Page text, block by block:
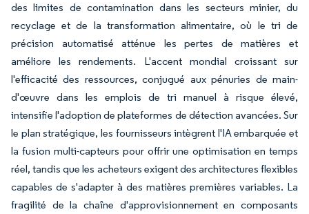
des limites de contamination dans les secteurs minier, du
recyclage et de la transformation alimentaire, où le tri de
précision automatisé atténue les pertes de matières et
améliore les rendements. L'accent mondial croissant sur
l'efficacité des ressources, conjugué aux pénuries de main-
d'œuvre dans les emplois de tri manuel à risque élevé,
intensifie l'adoption de plateformes de détection avancées. Sur
le plan stratégique, les fournisseurs intègrent l'IA embarquée et
la fusion multi-capteurs pour offrir une optimisation en temps
réel, tandis que les acheteurs exigent des architectures flexibles
capables de s'adapter à des matières premières variables. La
fragilité de la chaîne d'approvisionnement en composants